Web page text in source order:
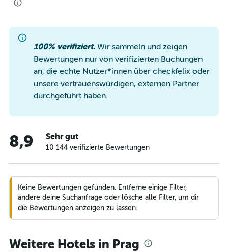
100% verifiziert. Wir sammeln und zeigen
Bewertungen nur von verifizierten Buchungen
an, die echte Nutzer*innen über checkfelix oder
unsere vertrauenswürdigen, externen Partner
durchgeführt haben.
8,9 Sehr gut
10 144 verifizierte Bewertungen
Keine Bewertungen gefunden. Entferne einige Filter,
ändere deine Suchanfrage oder lösche alle Filter, um dir
die Bewertungen anzeigen zu lassen.
Weitere Hotels in Prag